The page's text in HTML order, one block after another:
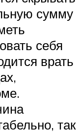
сумму
себя
врать
так